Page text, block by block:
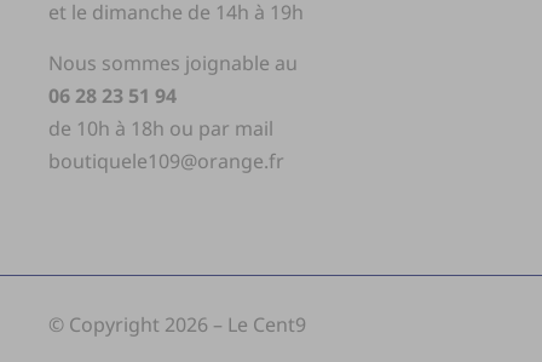
et le dimanche de 14h à 19h
Nous sommes joignable au
06 28 23 51 94
de 10h à 18h ou par mail
boutiquele109@orange.fr
© Copyright 2026 – Le Cent9